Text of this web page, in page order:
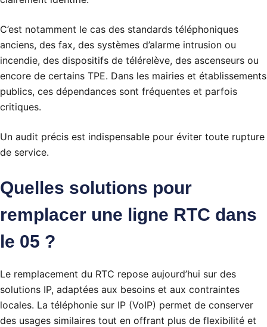
C’est notamment le cas des standards téléphoniques
anciens, des fax, des systèmes d’alarme intrusion ou
incendie, des dispositifs de télérelève, des ascenseurs ou
encore de certains TPE. Dans les mairies et établissements
publics, ces dépendances sont fréquentes et parfois
critiques.
Un audit précis est indispensable pour éviter toute rupture
de service.
Quelles solutions pour
remplacer une ligne RTC dans
le 05 ?
Le remplacement du RTC repose aujourd’hui sur des
solutions IP, adaptées aux besoins et aux contraintes
locales. La téléphonie sur IP (VoIP) permet de conserver
des usages similaires tout en offrant plus de flexibilité et